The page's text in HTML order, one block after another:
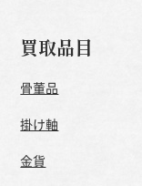
買取品目
骨董品
掛け軸
金貨